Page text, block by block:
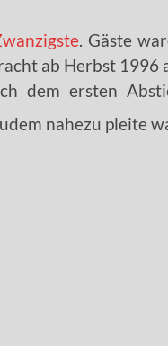
. Gäste
ab Herbst 1996
dem ersten
nahezu pleite